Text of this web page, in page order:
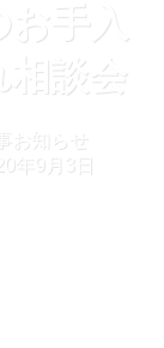
お手入
相談会
お知らせ
年9月3日